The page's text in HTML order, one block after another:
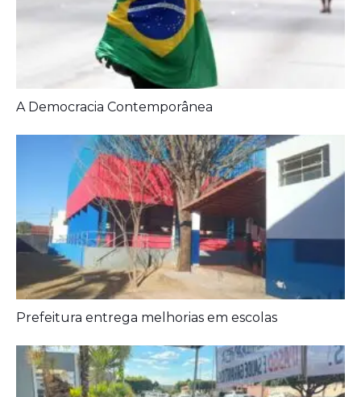
A Democracia Contemporânea
Prefeitura entrega melhorias em escolas